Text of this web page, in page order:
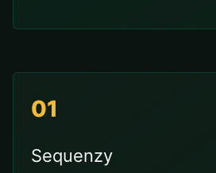
01
Sequenzy